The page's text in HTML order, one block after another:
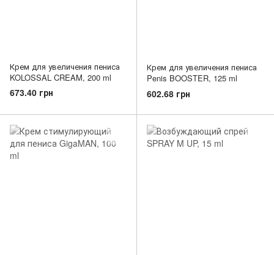
Крем для увеличения пениса
KOLOSSAL CREAM, 200 ml
673.40 грн
Крем для увеличения пениса
Penis BOOSTER, 125 ml
602.68 грн